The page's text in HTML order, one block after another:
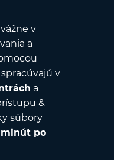
v
a
spracúvajú v
a
&
súbory
minút po